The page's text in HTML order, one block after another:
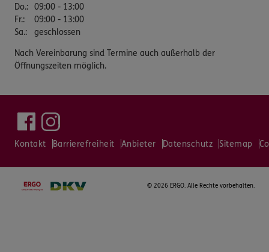
Do.: 09:00 - 13:00
Fr.:
09:00 - 13:00
Sa.: geschlossen
Nach Vereinbarung sind Termine auch außerhalb der
Öffnungszeiten möglich.
Kontakt Barrierefreiheit Anbieter Datenschutz Sitemap
© 2026 ERGO. Alle Rechte vorbehalten.